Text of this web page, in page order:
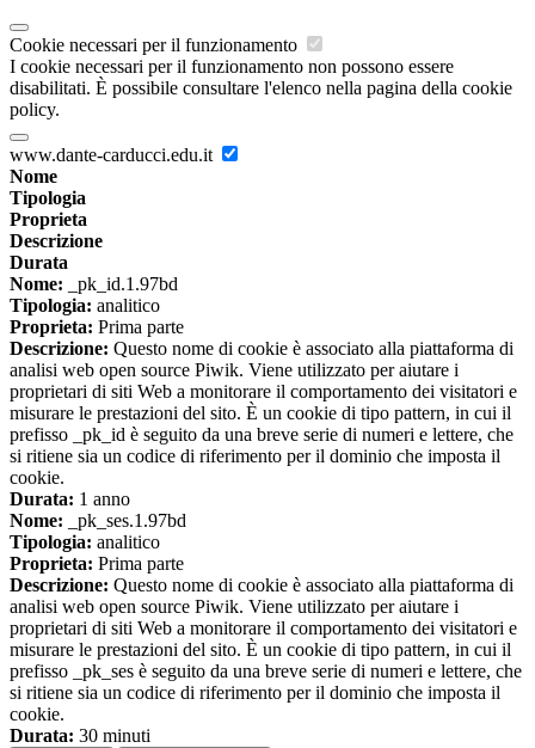
Cookie necessari per il funzionamento
I cookie necessari per il funzionamento non possono essere
disabilitati. È possibile consultare l'elenco nella pagina della cookie
policy.
www.dante-carducci.edu.it
Nome
Tipologia
Proprieta
Descrizione
Durata
Nome: _pk_id.1.97bd
Tipologia: analitico
Proprieta: Prima parte
Descrizione: Questo nome di cookie è associato alla piattaforma di
analisi web open source Piwik. Viene utilizzato per aiutare i
proprietari di siti Web a monitorare il comportamento dei visitatori e
misurare le prestazioni del sito. È un cookie di tipo pattern, in cui il
prefisso _pk_id è seguito da una breve serie di numeri e lettere, che
si ritiene sia un codice di riferimento per il dominio che imposta il
cookie.
Durata: 1 anno
Nome: _pk_ses.1.97bd
Tipologia: analitico
Proprieta: Prima parte
Descrizione: Questo nome di cookie è associato alla piattaforma di
analisi web open source Piwik. Viene utilizzato per aiutare i
proprietari di siti Web a monitorare il comportamento dei visitatori e
misurare le prestazioni del sito. È un cookie di tipo pattern, in cui il
prefisso _pk_ses è seguito da una breve serie di numeri e lettere, che
si ritiene sia un codice di riferimento per il dominio che imposta il
cookie.
Durata: 30 minuti